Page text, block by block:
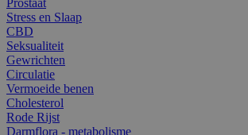
Stress en Slaap
CBD
Seksualiteit
Gewrichten
Circulatie
Vermoeide benen
Cholesterol
Rode Rijst
Darmflora - metabolisme